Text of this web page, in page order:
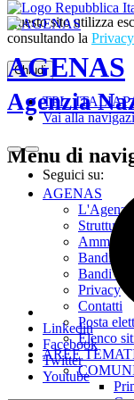
Questo sito utilizza
consultando la
Chiudi
Vai alla
AGENAS
Agenzia
Seguici su:
Linkedin
Facebook
Twitter
Youtube
Menu di
AGENAS
L'Agenzia
Struttura
Bandi di
Bandi di
Privacy
Contatti
Posta
Elenco
AREE